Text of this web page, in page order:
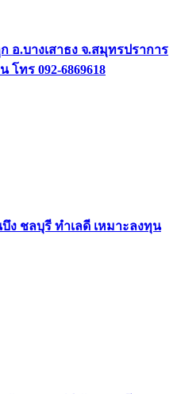
อ.บางเสาธง จ.สมุทรปราการ
โทร 092-6869618
ง ชลบุรี ทำเลดี เหมาะลงทุน